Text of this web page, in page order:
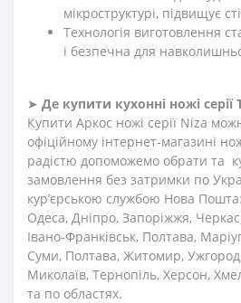
мікроструктурі, підвищує
Технологія виготовлення
і безпечна для
➤ Де купити кухонні ножі серії
Купити Аркос ножі серії Niza
офіційному інтернет-магазині
радістю допоможемо обрати та
замовлення без затримки по
кур’єрською службою Нова Пошта:
Одеса, Дніпро, Запоріжжя,
Івано-Франківськ, Полтава,
Суми, Полтава, Житомир,
Миколаїв, Тернопіль, Херсон,
та по областях.